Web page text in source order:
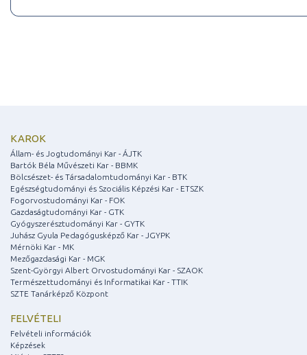
KAROK
Állam- és Jogtudományi Kar - ÁJTK
Bartók Béla Művészeti Kar - BBMK
Bölcsészet- és Társadalomtudományi Kar - BTK
Egészségtudományi és Szociális Képzési Kar - ETSZK
Fogorvostudományi Kar - FOK
Gazdaságtudományi Kar - GTK
Gyógyszerésztudományi Kar - GYTK
Juhász Gyula Pedagógusképző Kar - JGYPK
Mérnöki Kar - MK
Mezőgazdasági Kar - MGK
Szent-Györgyi Albert Orvostudományi Kar - SZAOK
Természettudományi és Informatikai Kar - TTIK
SZTE Tanárképző Központ
FELVÉTELI
Felvételi információk
Képzések